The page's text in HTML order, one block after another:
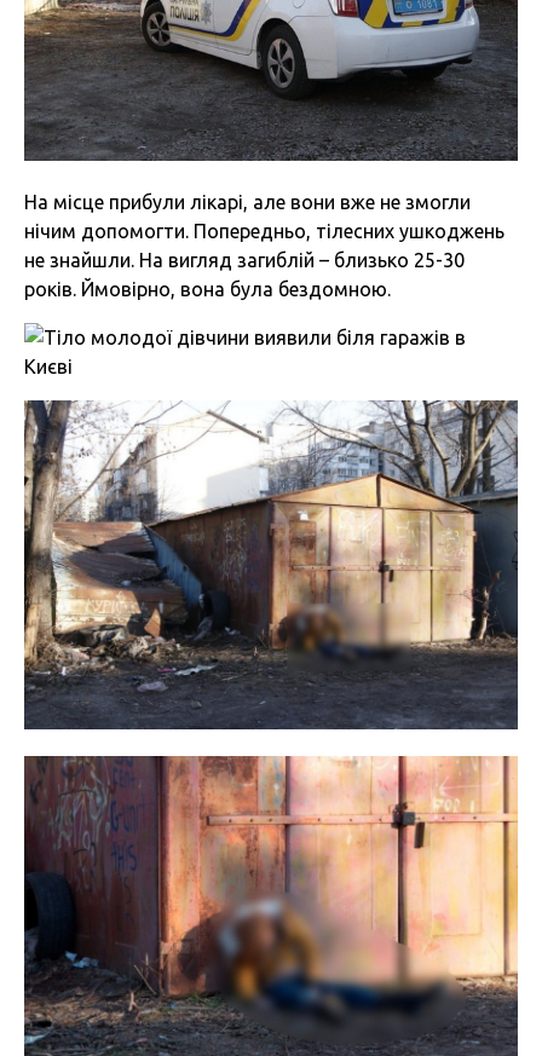
На місце прибули лікарі, але вони вже не змогли
нічим допомогти. Попередньо, тілесних ушкоджень
не знайшли. На вигляд загиблій – близько 25-30
років. Ймовірно, вона була бездомною.